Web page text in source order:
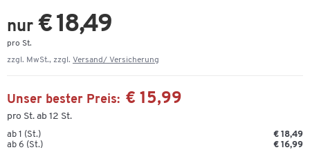
nur € 18,49
pro St.
zzgl. MwSt., zzgl. Versand/ Versicherung
Unser bester Preis: € 15,99
pro St. ab 12 St.
ab 1 (St.)
€ 18,49
ab 6 (St.)
€ 16,99